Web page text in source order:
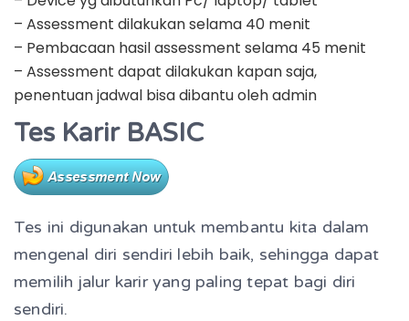
– Assessment dilakukan selama 40 menit
– Pembacaan hasil assessment selama 45 menit
– Assessment dapat dilakukan kapan saja,
penentuan jadwal bisa dibantu oleh admin
Tes Karir BASIC
Tes ini digunakan untuk membantu kita dalam
mengenal diri sendiri lebih baik, sehingga dapat
memilih jalur karir yang paling tepat bagi diri
sendiri.